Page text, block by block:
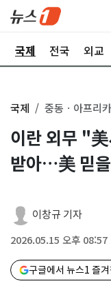
국제 전국 외교
국제 중동ㆍ아프리카
이란 외무 "美
받아…美 믿
이창규 기자
2026.05.15 오후 08:57
구글에서 뉴스1 즐겨